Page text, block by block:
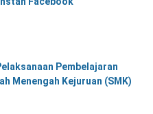
Pembelajaran
Menengah Kejuruan (SMK)